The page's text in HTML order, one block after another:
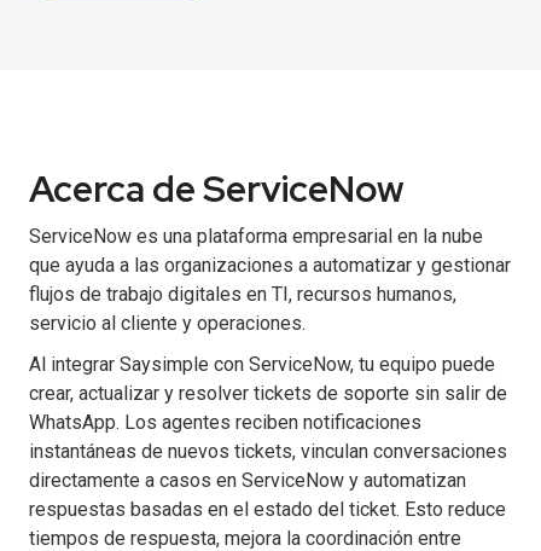
Acerca de ServiceNow
ServiceNow es una plataforma empresarial en la nube
que ayuda a las organizaciones a automatizar y gestionar
flujos de trabajo digitales en TI, recursos humanos,
servicio al cliente y operaciones.
Al integrar Saysimple con ServiceNow, tu equipo puede
crear, actualizar y resolver tickets de soporte sin salir de
WhatsApp. Los agentes reciben notificaciones
instantáneas de nuevos tickets, vinculan conversaciones
directamente a casos en ServiceNow y automatizan
respuestas basadas en el estado del ticket. Esto reduce
tiempos de respuesta, mejora la coordinación entre